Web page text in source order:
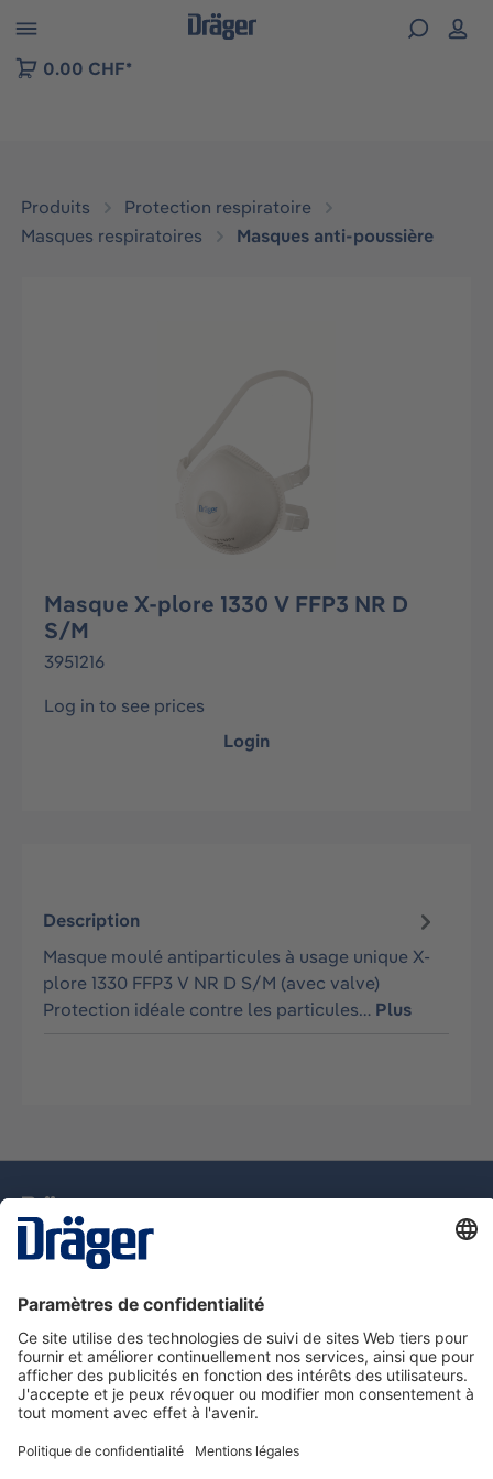
to B2B platform navigation
0.00 CHF*
Produits
Protection respiratoire
Masques respiratoires
Masques anti-poussière
Masque X-plore 1330 V FFP3 NR D
S/M
3951216
Log in to see prices
Login
Description
Masque moulé antiparticules à usage unique X-
plore 1330 FFP3 V NR D S/M (avec valve)
Protection idéale contre les particules… Plus
pour la vie
Assistance téléphonique
A propos de Dräger
Information